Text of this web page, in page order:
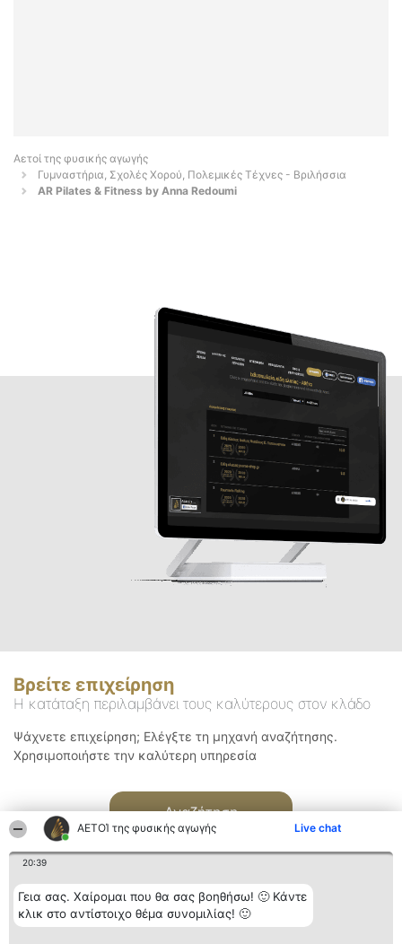
ΑΕΤΟΊ της φυσικής αγωγής Live chat
20:39
Γεια σας. Χαίρομαι που θα σας βοηθήσω! 🙂 Κάντε
κλικ στο αντίστοιχο θέμα συνομιλίας! 🙂
Αετοί της φυσικής αγωγής
Γυμναστήρια, Σχολές Χορού, Πολεμικές Τέχνες - Βριλήσσια
AR Pilates & Fitness by Anna Redoumi
Βρείτε επιχείρηση
Η κατάταξη περιλαμβάνει τους καλύτερους στον κλάδο
Ψάχνετε επιχείρηση; Ελέγξτε τη μηχανή αναζήτησης.
Χρησιμοποιήστε την καλύτερη υπηρεσία
Αναζήτηση